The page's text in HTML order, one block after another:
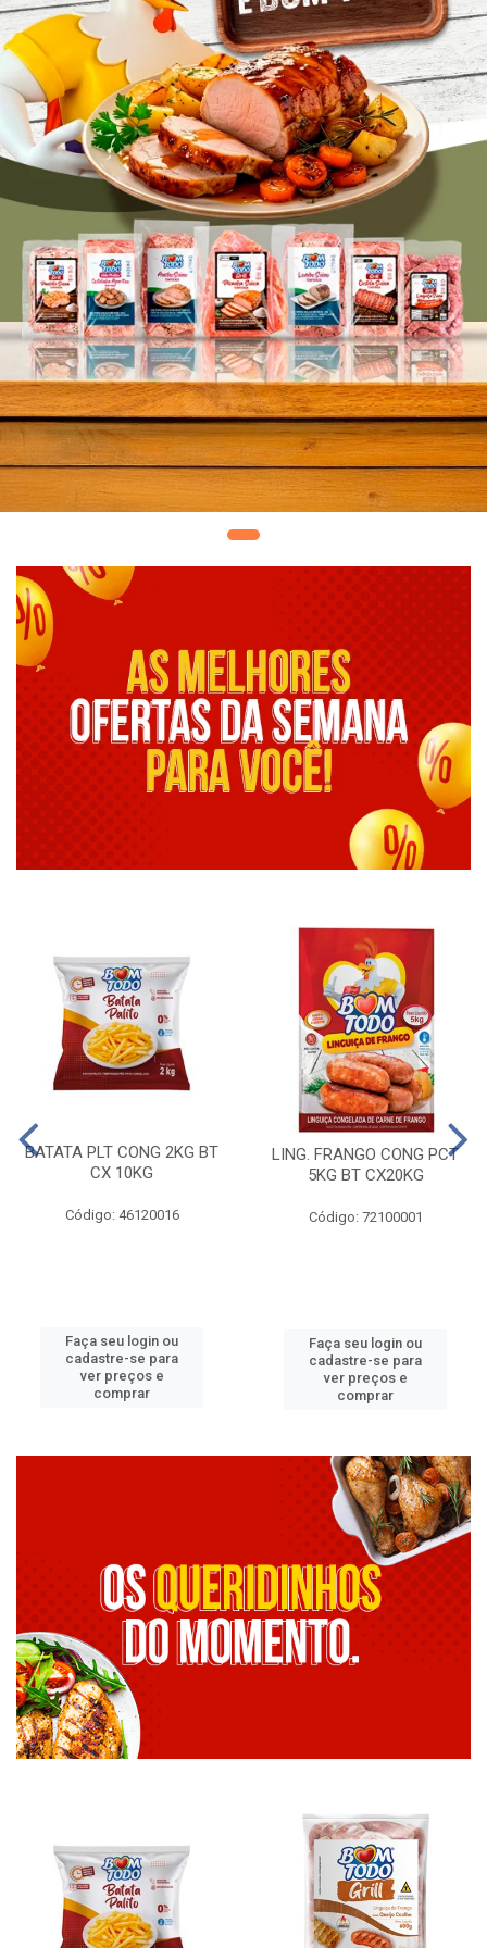
BATATA PLT CONG 2KG BT
CX 10KG
Código: 46120016
Faça seu login ou
cadastre-se para
ver preços e
comprar
LING. FRANGO CONG PCT
5KG BT CX20KG
Código: 72100001
Faça seu login ou
cadastre-se para
ver preços e
comprar